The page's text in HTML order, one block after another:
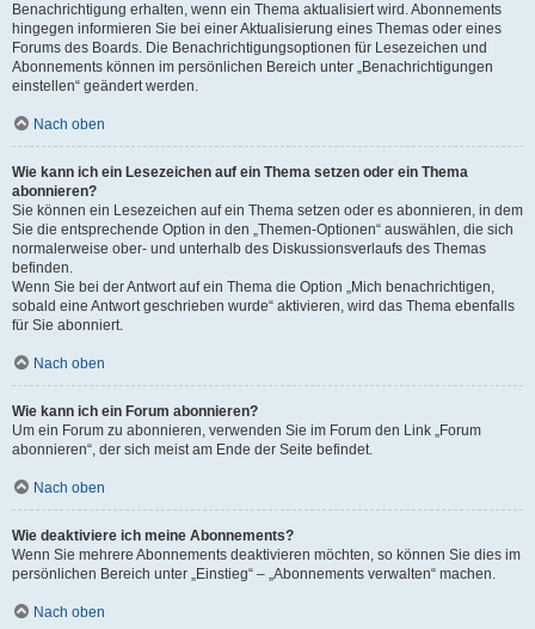
Benachrichtigung erhalten, wenn ein Thema aktualisiert wird. Abonnements
hingegen informieren Sie bei einer Aktualisierung eines Themas oder eines
Forums des Boards. Die Benachrichtigungsoptionen für Lesezeichen und
Abonnements können im persönlichen Bereich unter „Benachrichtigungen
einstellen“ geändert werden.
Nach oben
Wie kann ich ein Lesezeichen auf ein Thema setzen oder ein Thema
abonnieren?
Sie können ein Lesezeichen auf ein Thema setzen oder es abonnieren, in dem
Sie die entsprechende Option in den „Themen-Optionen“ auswählen, die sich
normalerweise ober- und unterhalb des Diskussionsverlaufs des Themas
befinden.
Wenn Sie bei der Antwort auf ein Thema die Option „Mich benachrichtigen,
sobald eine Antwort geschrieben wurde“ aktivieren, wird das Thema ebenfalls
für Sie abonniert.
Nach oben
Wie kann ich ein Forum abonnieren?
Um ein Forum zu abonnieren, verwenden Sie im Forum den Link „Forum
abonnieren“, der sich meist am Ende der Seite befindet.
Nach oben
Wie deaktiviere ich meine Abonnements?
Wenn Sie mehrere Abonnements deaktivieren möchten, so können Sie dies im
persönlichen Bereich unter „Einstieg“ – „Abonnements verwalten“ machen.
Nach oben